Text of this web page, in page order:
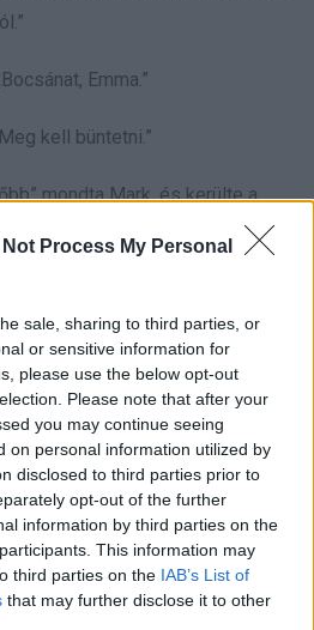
Not Process My Personal
sale, sharing to third parties, or
or sensitive information for
please use the below opt-out
Please note that after your
you may continue seeing
on personal information utilized by
disclosed to third parties prior to
opt-out of the further
information by third parties on the
This information may
third parties on the IAB’s List of
that may further disclose it to other
Emma.”
kell büntetni.”
mondta Mark, és kerülte a
pénz hiányzik a pénztárcámból.
kérdeztem.
tudom, miről beszélsz.”
adok neki. Vettem egy
azt tettem a pénztárcámba.
és tudtam, hogy valamit